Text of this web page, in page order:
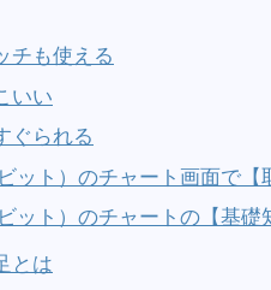
チも使える
いい
ぐられる
ット）のチャート画面で【
ット）のチャートの【基礎
とは